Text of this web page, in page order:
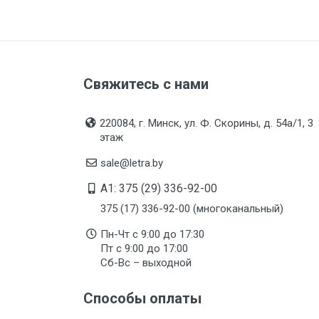
Производитель и место
Страна производства
Дата изготовления
Срок годности
Подтверждение
соответствия
Свяжитесь с нами
220084, г. Минск, ул. Ф. Скорины, д. 54а/1, 3
этаж
sale@letra.by
A1: 375 (29) 336-92-00
375 (17) 336-92-00 (многоканальный)
Пн-Чт с 9:00 до 17:30
Пт с 9:00 до 17:00
Сб-Вс – выходной
Способы оплаты